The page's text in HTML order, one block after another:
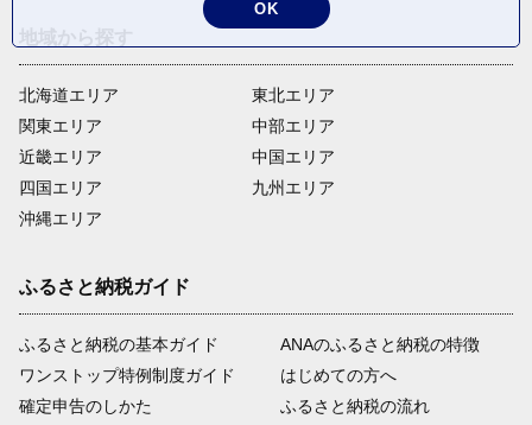
北海道エリア
関東エリア
近畿エリア
四国エリア
沖縄エリア
東北エリア
中部エリア
中国エリア
九州エリア
ふるさと納税ガイド
ふるさと納税の基本ガイド
ワンストップ特例制度ガイド
確定申告のしかた
ANAのふるさと納税の特徴
はじめての方へ
ふるさと納税の流れ
OK